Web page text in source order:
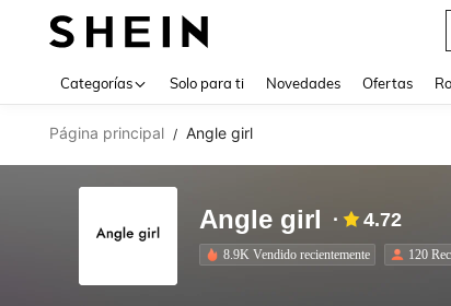
Categorías Solo para ti Novedades Ofertas
Página principal / Angle girl
Angle girl 4.72
8.9K Vendido recientemente 120